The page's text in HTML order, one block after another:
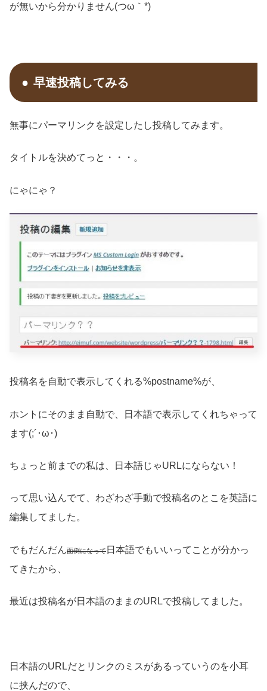
が無いから分かりません(つω｀*)
早速投稿してみる
無事にパーマリンクを設定したし投稿してみます。
タイトルを決めてっと・・・。
にゃにゃ？
投稿名を自動で表示してくれる%postname%が、
ホントにそのまま自動で、日本語で表示してくれちゃって
ます(;´･ω･)
ちょっと前までの私は、日本語じゃURLにならない！
って思い込んでて、わざわざ手動で投稿名のとこを英語に
編集してました。
でもだんだん面倒になって 日本語でもいいってことが分かっ
てきたから、
最近は投稿名が日本語のままのURLで投稿してました。
日本語のURLだとリンクのミスがあるっていうのを小耳
に挟んだので、